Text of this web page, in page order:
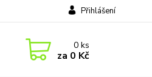
Přihlášení
0ks
za 0 Kč